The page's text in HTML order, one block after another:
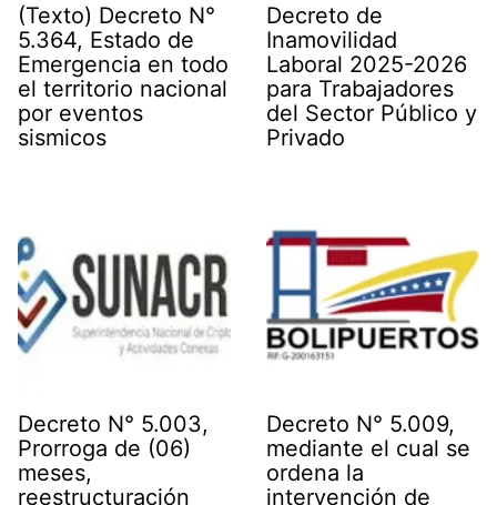
(Texto) Decreto N°
5.364, Estado de
Emergencia en todo
el territorio nacional
por eventos
sismicos
Decreto de
Inamovilidad
Laboral 2025-2026
para Trabajadores
del Sector Público y
Privado
Decreto N° 5.003,
Prorroga de (06)
meses,
reestructuración
Decreto N° 5.009,
mediante el cual se
ordena la
intervención de